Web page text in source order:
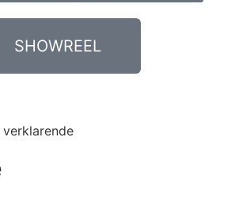
SHOWREEL